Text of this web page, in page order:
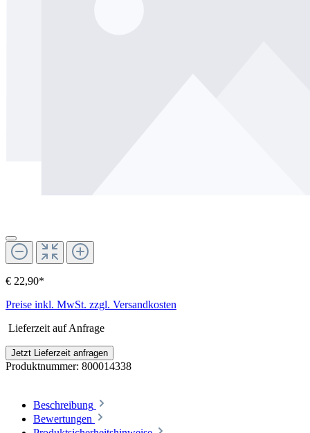
€ 22,90*
Preise inkl. MwSt. zzgl. Versandkosten
Lieferzeit auf Anfrage
Jetzt Lieferzeit anfragen
Produktnummer: 800014338
Beschreibung
Bewertungen